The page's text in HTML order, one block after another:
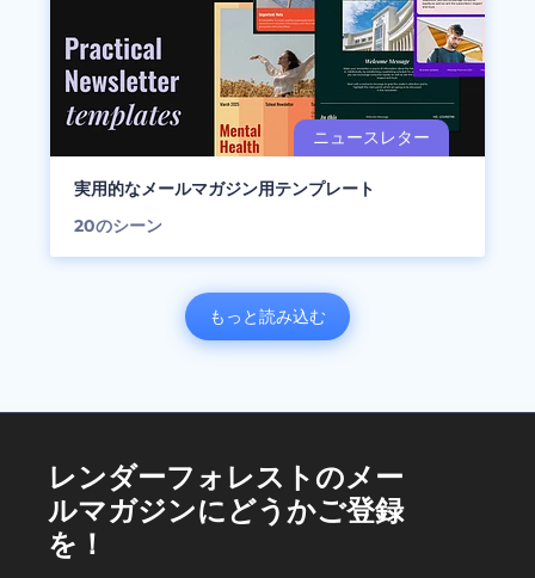
実用的なメールマガジン用テンプレート
20のシーン
もっと読み込む
レンダーフォレストのメー
ルマガジンにどうかご登録
を！